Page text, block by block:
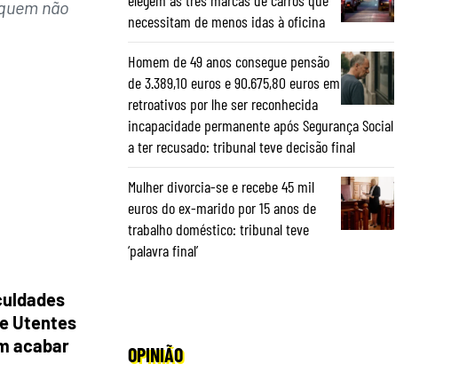
não
Utentes
acabar
necessitam de menos idas à oficina
Homem de 49 anos consegue pensão
de 3.389,10 euros e 90.675,80 euros em
retroativos por lhe ser reconhecida
incapacidade permanente após Segurança Social
a ter recusado: tribunal teve decisão final
Mulher divorcia-se e recebe 45 mil
euros do ex-marido por 15 anos de
trabalho doméstico: tribunal teve
‘palavra final’
OPINIÃO